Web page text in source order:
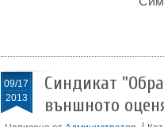
09/17
2013
Синдикат
външното